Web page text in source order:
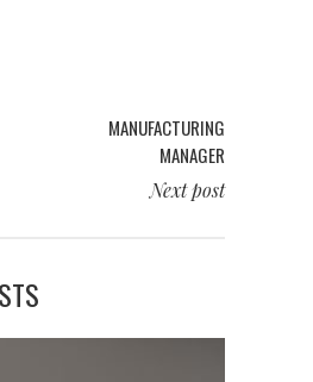
MANUFACTURING
MANAGER
Next post